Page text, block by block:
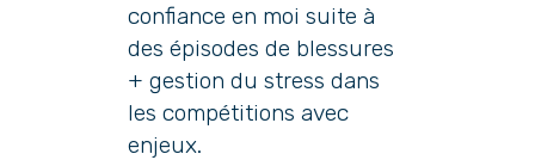
confiance en moi suite à
des épisodes de blessures
+ gestion du stress dans
les compétitions avec
enjeux.